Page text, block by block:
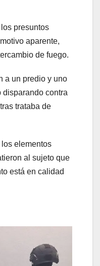
presuntos
aparente,
de fuego.
a un predio y uno
disparando contra
trataba de
elementos
al sujeto que
está en calidad